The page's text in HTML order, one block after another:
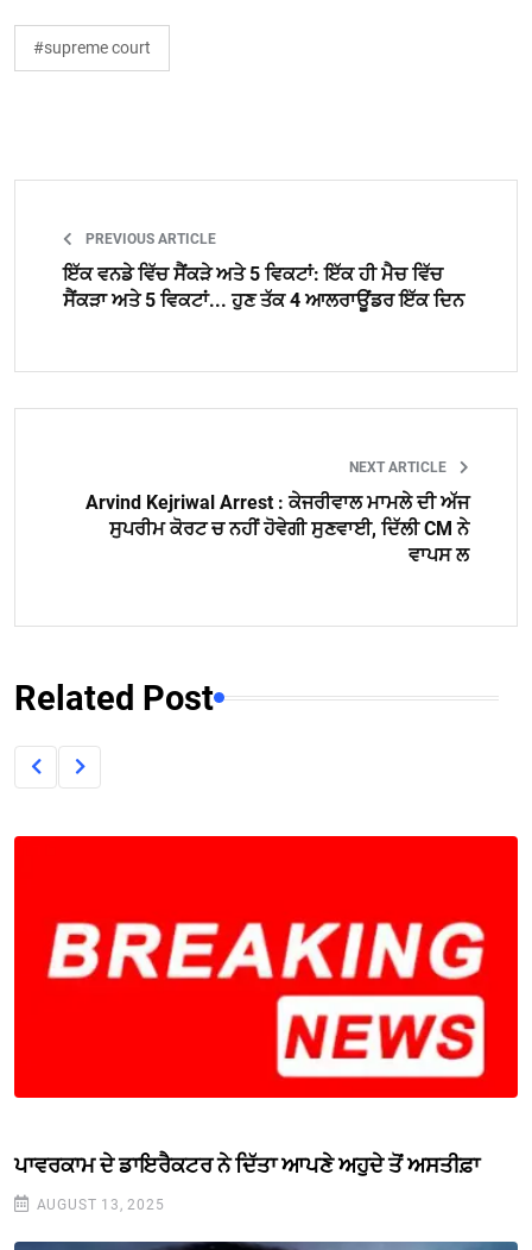
#supreme court
PREVIOUS ARTICLE
ਇੱਕ ਵਨਡੇ ਵਿੱਚ ਸੈਂਕੜੇ ਅਤੇ 5 ਵਿਕਟਾਂ: ਇੱਕ ਹੀ ਮੈਚ ਵਿੱਚ
ਸੈਂਕੜਾ ਅਤੇ 5 ਵਿਕਟਾਂ... ਹੁਣ ਤੱਕ 4 ਆਲਰਾਊਂਡਰ ਇੱਕ ਦਿਨ
NEXT ARTICLE
Arvind Kejriwal Arrest : ਕੇਜਰੀਵਾਲ ਮਾਮਲੇ ਦੀ ਅੱਜ
ਸੁਪਰੀਮ ਕੋਰਟ ਚ ਨਹੀਂ ਹੋਵੇਗੀ ਸੁਣਵਾਈ, ਦਿੱਲੀ CM ਨੇ
ਵਾਪਸ ਲ
Related Post
ਪਾਵਰਕਾਮ ਦੇ ਡਾਇਰੈਕਟਰ ਨੇ ਦਿੱਤਾ ਆਪਣੇ ਅਹੁਦੇ ਤੋਂ ਅਸਤੀਫ਼ਾ
AUGUST 13, 2025